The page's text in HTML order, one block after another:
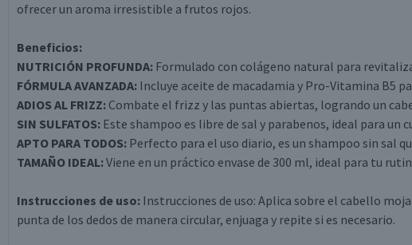
ofrecer un aroma irresistible a frutos rojos.
Beneficios:
NUTRICIÓN PROFUNDA: Formulado con colágeno natural para
FÓRMULA AVANZADA: Incluye aceite de macadamia y Pro-Vitamina B5
ADIOS AL FRIZZ: Combate el frizz y las puntas abiertas, logrando un
SIN SULFATOS: Este shampoo es libre de sal y parabenos, ideal para un
APTO PARA TODOS: Perfecto para el uso diario, es un shampoo sin sal
TAMAÑO IDEAL:Viene en un práctico envase de 300 ml, ideal para tu
Instrucciones de uso: Instrucciones de uso: Aplica sobre el cabello
punta de los dedos de manera circular, enjuaga y repite si es necesario.